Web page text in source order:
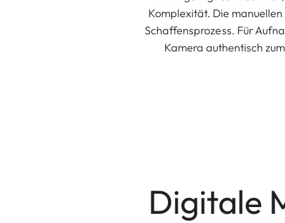
Komplexität. Die
Schaffensprozess. Für
Kamera authentisch
Digitale